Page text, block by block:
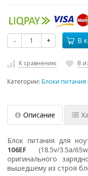
- + В
К сравнению В
Категории: Блоки питания
Описание
Блок питания для
106EF (18.5v/3.5a/
оригинального
вышедшему из строя